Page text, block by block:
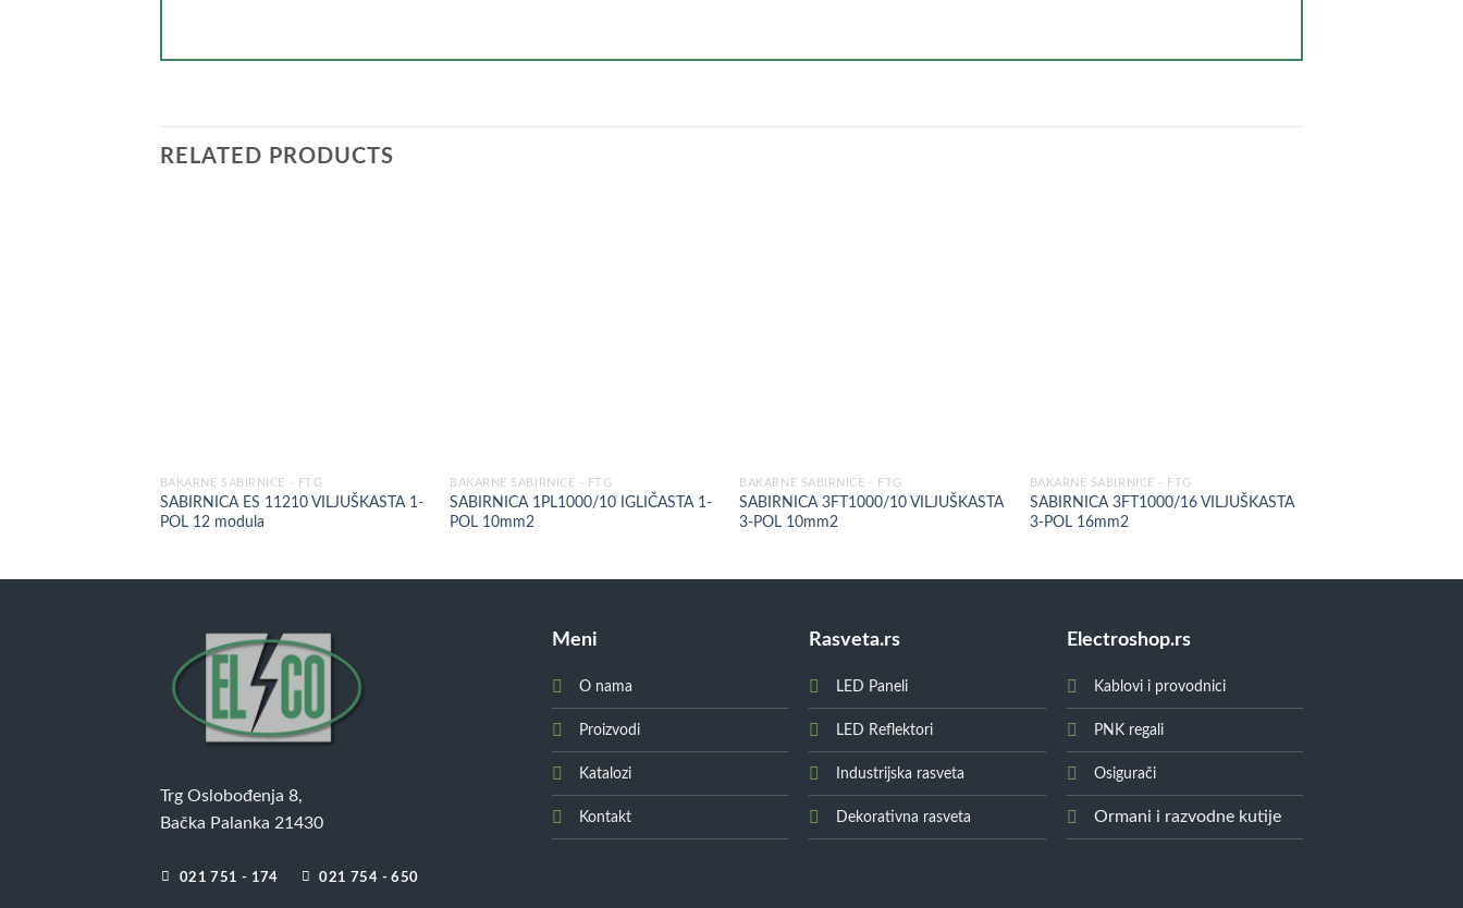
RELATED PRODUCTS
BAKARNE SABIRNICE - FTG
SABIRNICA ES 11210 VILJUŠKASTA 1-
POL 12 modula
BAKARNE SABIRNICE - FTG
SABIRNICA 1PL1000/10 IGLIČASTA 1-
POL 10mm2
BAKARNE SABIRNICE - FTG
SABIRNICA 3FT1000/10 VILJUŠKASTA
3-POL 10mm2
BAKARNE SABIRNICE - FTG
SABIRNICA 3FT1000/16 VILJUŠKASTA
3-POL 16mm2
Trg Oslobođenja 8,
Bačka Palanka 21430
021 751 - 174 021 754 - 650
Meni
O nama
Proizvodi
Katalozi
Kontakt
Rasveta.rs
LED Paneli
LED Reflektori
Industrijska rasveta
Dekorativna rasveta
Electroshop.rs
Kablovi i provodnici
PNK regali
Osigurači
Ormani i razvodne kutije